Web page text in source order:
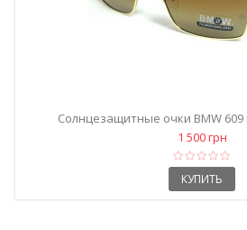
Солнцезащитные очки BMW 609
коричневые
1 500 грн
КУПИТЬ